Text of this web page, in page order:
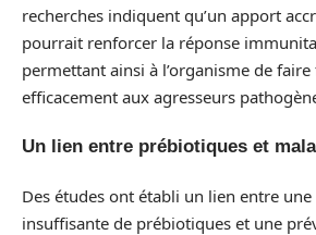
recherches indiquent qu’un apport
pourrait renforcer la réponse
permettant ainsi à l’organisme de faire
efficacement aux agresseurs
Un lien entre prébiotiques et
Des études ont établi un lien entre
insuffisante de prébiotiques et une